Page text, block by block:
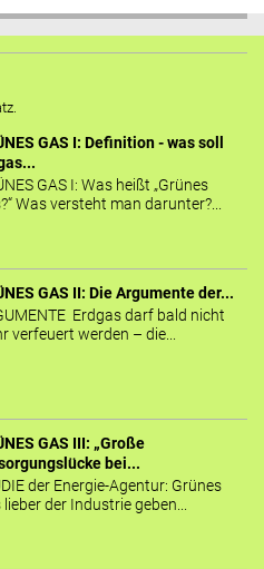
GAS I: Definition - was soll
GAS I: Was heißt „Grünes
Was versteht man darunter?...
GAS II: Die Argumente der...
Erdgas darf bald nicht
verfeuert werden – die...
GAS III: „Große
bei...
der Energie-Agentur: Grünes
lieber der Industrie geben...